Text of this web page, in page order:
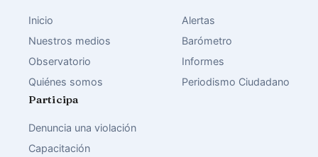
Inicio
Nuestros medios
Observatorio
Quiénes somos
Alertas
Barómetro
Informes
Periodismo Ciudadano
Participa
Denuncia una violación
Capacitación